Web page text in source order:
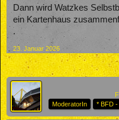
Dann wird Watzkes
ein Kartenhaus
.
23. Januar 2026
ModeratorIn
* BFD -